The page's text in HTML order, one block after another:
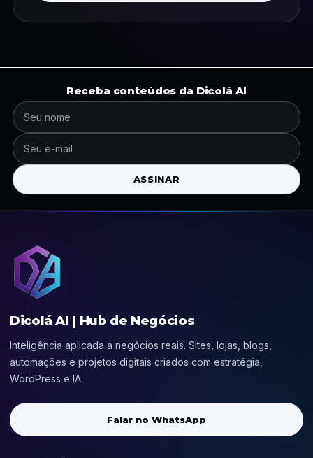
Receba conteúdos da Dicolá AI
ASSINAR
Dicolá AI | Hub de Negócios
Inteligência aplicada a negócios reais. Sites, lojas, blogs,
automações e projetos digitais criados com estratégia,
WordPress e IA.
Falar no WhatsApp